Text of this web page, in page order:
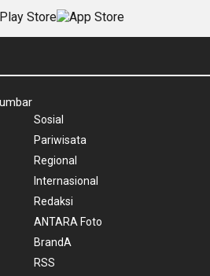
Sosial
Pariwisata
Regional
Internasional
Redaksi
ANTARA Foto
BrandA
RSS